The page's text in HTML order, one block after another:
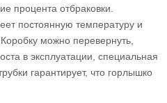
процента отбраковки.
постоянную температуру и
можно перевернуть,
в эксплуатации, специальная
гарантирует, что горлышко